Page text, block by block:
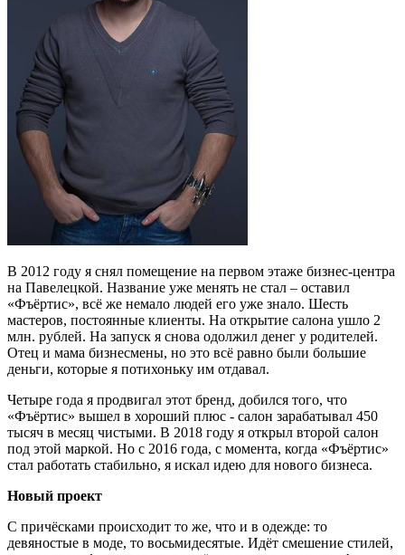
В 2012 году я снял помещение на первом этаже бизнес-центра
на Павелецкой. Название уже менять не стал – оставил
«Фъёртис», всё же немало людей его уже знало. Шесть
мастеров, постоянные клиенты. На открытие салона ушло 2
млн. рублей. На запуск я снова одолжил денег у родителей.
Отец и мама бизнесмены, но это всё равно были большие
деньги, которые я потихоньку им отдавал.
Четыре года я продвигал этот бренд, добился того, что
«Фъёртис» вышел в хороший плюс - салон зарабатывал 450
тысяч в месяц чистыми. В 2018 году я открыл второй салон
под этой маркой. Но с 2016 года, с момента, когда «Фъёртис»
стал работать стабильно, я искал идею для нового бизнеса.
Новый проект
С причёсками происходит то же, что и в одежде: то
девяностые в моде, то восьмидесятые. Идёт смешение стилей,